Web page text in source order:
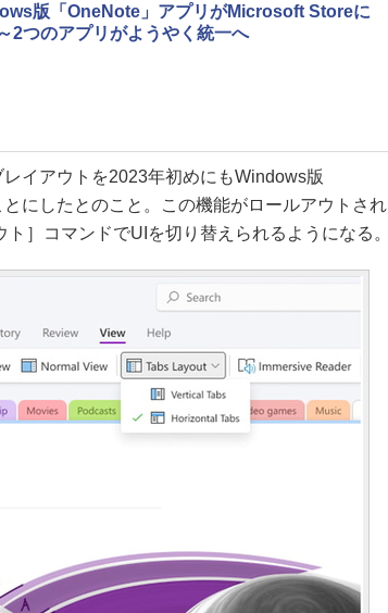
版「OneNote」アプリがMicrosoft Storeに
2つのアプリがようやく統一へ
イアウトを2023年初めにもWindows版
とにしたとのこと。この機能がロールアウトされ
］コマンドでUIを切り替えられるようになる。